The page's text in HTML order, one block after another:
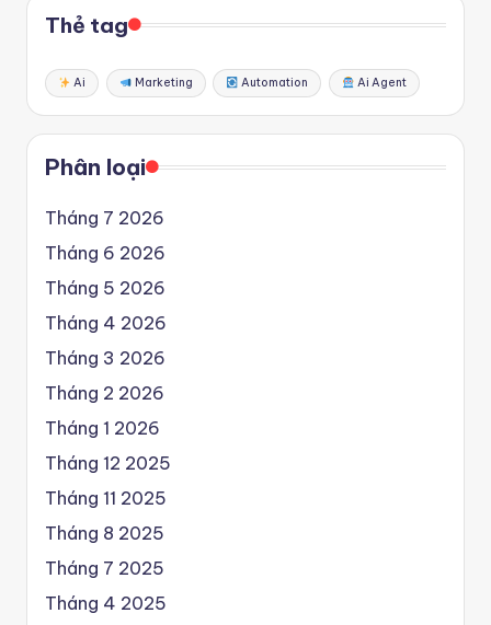
Thẻ tag
Ai Marketing Automation Ai Agent
Phân loại
Tháng 7 2026
Tháng 6 2026
Tháng 5 2026
Tháng 4 2026
Tháng 3 2026
Tháng 2 2026
Tháng 1 2026
Tháng 12 2025
Tháng 11 2025
Tháng 8 2025
Tháng 7 2025
Tháng 4 2025